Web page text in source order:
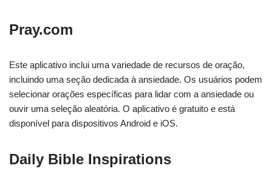
Pray.com
Este aplicativo inclui uma variedade de recursos de oração,
incluindo uma seção dedicada à ansiedade. Os usuários podem
selecionar orações específicas para lidar com a ansiedade ou
ouvir uma seleção aleatória. O aplicativo é gratuito e está
disponível para dispositivos Android e iOS.
Daily Bible Inspirations